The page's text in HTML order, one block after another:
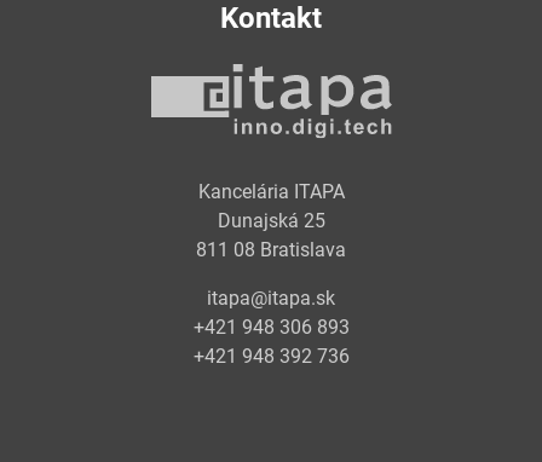
Kontakt
Kancelária ITAPA
Dunajská 25
811 08 Bratislava
itapa@itapa.sk
+421 948 306 893
+421 948 392 736